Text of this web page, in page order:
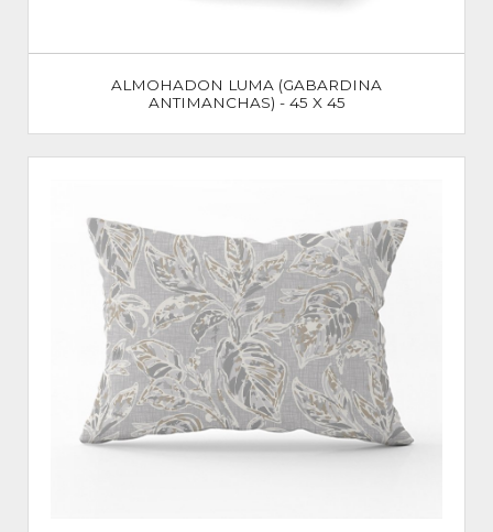
ALMOHADON LUMA (GABARDINA
ANTIMANCHAS) - 45 X 45